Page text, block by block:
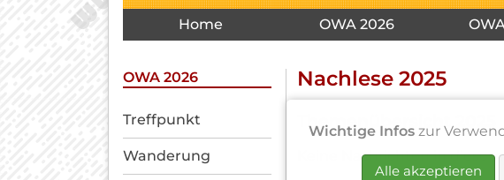
Navigation
überspringen
Home OWA 2026
Nachlese 2025
Themenübersicht 2025
Keine Nachrichten in
OWA 2026
Navigation
überspringen
Treffpunkt
Wanderung
Wichtige Infos zur
Alle akzeptieren